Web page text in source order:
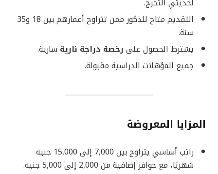
لحديثي التخرج.
التقديم متاح للذكور ممن تتراوح أعمارهم بين 18 و35
سنة.
يشترط الحصول على رخصة دراجة نارية سارية.
جميع المؤهلات الدراسية مقبولة.
المزايا المعروضة
راتب أساسي يتراوح بين 7,000 إلى 15,000 جنيه
شهريًا، مع حوافز إضافية من 2,000 إلى 5,000 جنيه.